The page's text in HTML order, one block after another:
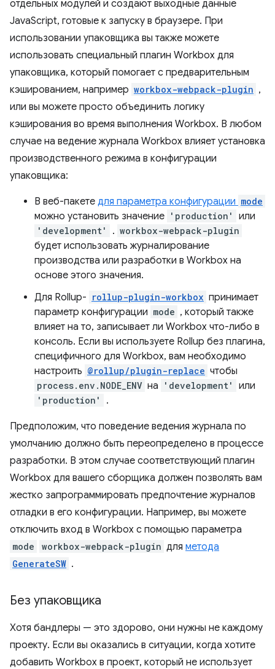
отдельных модулей и создают выходные данные
JavaScript, готовые к запуску в браузере. При
использовании упаковщика вы также можете
использовать специальный плагин Workbox для
упаковщика, который помогает с предварительным
кэшированием, например workbox-webpack-plugin ,
или вы можете просто объединить логику
кэширования во время выполнения Workbox. В любом
случае на ведение журнала Workbox влияет установка
производственного режима в конфигурации
упаковщика:
В веб-пакете для параметра конфигурации mode
можно установить значение 'production' или
'development' . workbox-webpack-plugin
будет использовать журналирование
производства или разработки в Workbox на
основе этого значения.
Для Rollup- rollup-plugin-workbox принимает
параметр конфигурации mode , который также
влияет на то, записывает ли Workbox что-либо в
консоль. Если вы используете Rollup без плагина,
специфичного для Workbox, вам необходимо
настроить @rollup/plugin-replace чтобы
process.env.NODE_ENV на 'development' или
'production' .
Предположим, что поведение ведения журнала по
умолчанию должно быть переопределено в процессе
разработки. В этом случае соответствующий плагин
Workbox для вашего сборщика должен позволять вам
жестко запрограммировать предпочтение журналов
отладки в его конфигурации. Например, вы можете
отключить вход в Workbox с помощью параметра
mode workbox-webpack-plugin для метода
GenerateSW .
Без упаковщика
Хотя бандлеры — это здорово, они нужны не каждому
проекту. Если вы оказались в ситуации, когда хотите
добавить Workbox в проект, который не использует